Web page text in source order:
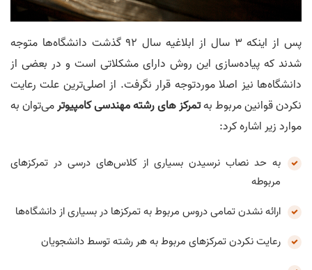
پس از اینکه 3 سال از ابلاغیه سال 92 گذشت دانشگاه‌ها متوجه
شدند که پیاده‌سازی این روش دارای مشکلاتی است و در بعضی از
دانشگاه‌ها نیز اصلا موردتوجه قرار نگرفت. از اصلی‌ترین علت رعایت
نکردن قوانین مربوط بهتمرکز‌ های رشته مهندسی کامپیوترمی‌توان به
موارد زیر اشاره کرد:
به حد نصاب نرسیدن بسیاری از کلاس‌های درسی در تمرکزهای
مربوطه
ارائه نشدن تمامی دروس مربوط به تمرکز‌ها در بسیاری از دانشگاه‌ها
رعایت نکردن تمرکز‌های مربوط به هر رشته توسط دانشجویان